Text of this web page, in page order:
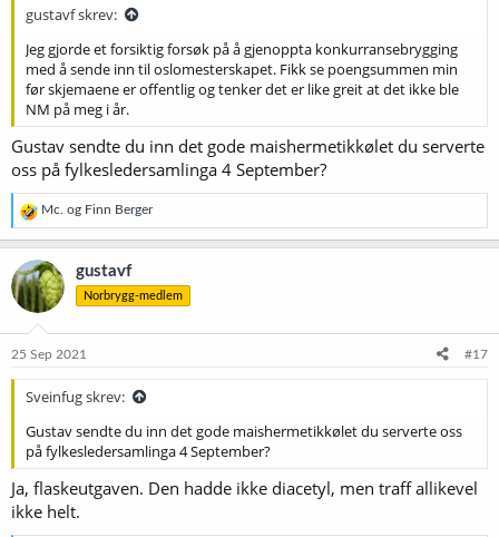
gustavf skrev:
Jeg gjorde et forsiktig forsøk på å gjenoppta konkurransebrygging
med å sende inn til oslomesterskapet. Fikk se poengsummen min
før skjemaene er offentlig og tenker det er like greit at det ikke ble
NM på meg i år.
Gustav sendte du inn det gode maishermetikkølet du serverte
oss på fylkesledersamlinga 4 September?
R
e
a
k
s
j
o
e
Mc. og Finn Berger
gustavf
Norbrygg-medlem
25 Sep 2021 #17
Sveinfug skrev:
Gustav sendte du inn det gode maishermetikkølet du serverte oss
på fylkesledersamlinga 4 September?
Ja, flaskeutgaven. Den hadde ikke diacetyl, men traff allikevel
ikke helt.